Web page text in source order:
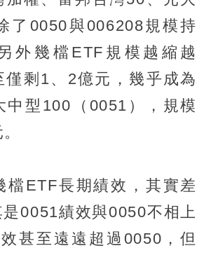
了0050與006208規模持
外幾檔ETF規模越縮越
僅剩1、2億元，幾乎成為
中型100（0051），規模
檔ETF長期績效，其實差
0051績效與0050不相上
甚至遠遠超過0050，但